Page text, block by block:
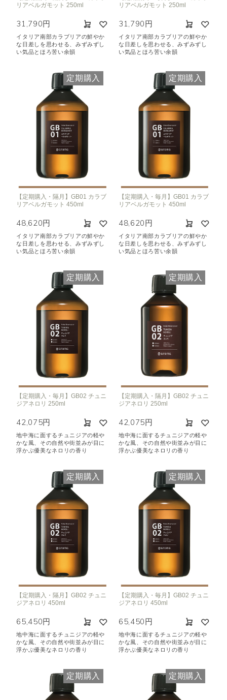
リアベルガモット 250ml
31,790円
イタリア南部カラブリアの鮮やか
な日差しを思わせる、みずみずし
い気品とほろ苦い余韻
リアベルガモット 250ml
31,790円
イタリア南部カラブリアの鮮やか
な日差しを思わせる、みずみずし
い気品とほろ苦い余韻
定期購入
【定期購入・隔月】GB01 カラブ
リアベルガモット 450ml
48,620円
イタリア南部カラブリアの鮮やか
な日差しを思わせる、みずみずし
い気品とほろ苦い余韻
定期購入
【定期購入・毎月】GB01 カラブ
リアベルガモット 450ml
48,620円
イタリア南部カラブリアの鮮やか
な日差しを思わせる、みずみずし
い気品とほろ苦い余韻
定期購入
【定期購入・毎月】GB02 チュニ
ジアネロリ 250ml
42,075円
地中海に面するチュニジアの軽や
かな風、その自然や街並みが目に
浮かぶ優美なネロリの香り
定期購入
【定期購入・隔月】GB02 チュニ
ジアネロリ 250ml
42,075円
地中海に面するチュニジアの軽や
かな風、その自然や街並みが目に
浮かぶ優美なネロリの香り
定期購入
【定期購入・隔月】GB02 チュニ
ジアネロリ 450ml
65,450円
地中海に面するチュニジアの軽や
かな風、その自然や街並みが目に
浮かぶ優美なネロリの香り
定期購入
【定期購入・毎月】GB02 チュニ
ジアネロリ 450ml
65,450円
地中海に面するチュニジアの軽や
かな風、その自然や街並みが目に
浮かぶ優美なネロリの香り
定期購入 定期購入